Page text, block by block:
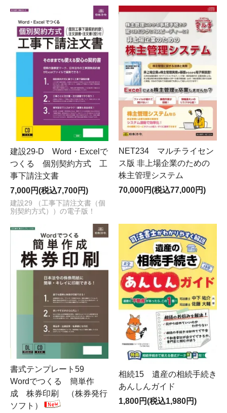
2026年2月2日までの提出用、2025年(令和7年)度分の源
泉徴収票・給与支払報告書用紙のご予約受付を開始しま
した。お早めにご予約ください。
総務・経理部門のお客様お待たせいたしました！2025年
(令和7)度分の「給与支払報告書」「源泉徴収票」カット
紙は今年も季節商品限定数量です。定番の「地方MC-3」
など、在庫は多めに用意いたしますが、売り切れますと
増刷がございませんので、お早めにお買い求め下さいま
【渋谷法令センター（株式会社つばめや）営業時間】
平日、月～金曜日の9:00から17:00まで（土日祝日は実
店舗・ネットショップ共にお休み。お盆や年末年始の予
定はX(旧Twitter)などで表示いたします。）
※ご来店の際は可能であればマスク着用・アルコールに
よる手指消毒にご協力お願いいたします。
【法令ガイドを無料でプレゼント】
日本法令の全商品が掲載されたカタログ「法令ガイド」
最新版を、ご希望のお客様にお送りしています。「お問
い合わせ」
フォームより、タイトル「法令ガイド送付希
望」として、お届け先（会社名、ご担当者様名、郵便番
号、ご住所、電話番号）を送信してください。
建設29-D Word・Excelで
つくる 個別契約方式 工
事下請注文書
7,000円(税込7,700円)
建設29 （工事下請注文書（個
別契約方式））の電子版！
NET234 マルチライセン
ス版 非上場企業のための
株主管理システム
70,000円(税込77,000円)
書式テンプレート59
Wordでつくる 簡単作
成 株券印刷 （株券発行
ソフト）
相続15 遺産の相続手続き
あんしんガイド
1,800円(税込1,980円)